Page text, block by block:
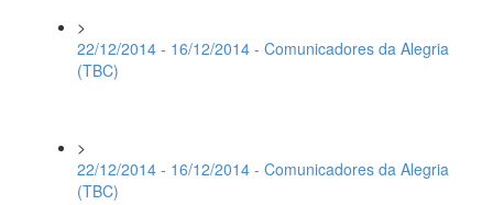
>
22/12/2014 - 16/12/2014 - Comunicadores da Alegria
(TBC)
>
22/12/2014 - 16/12/2014 - Comunicadores da Alegria
(TBC)